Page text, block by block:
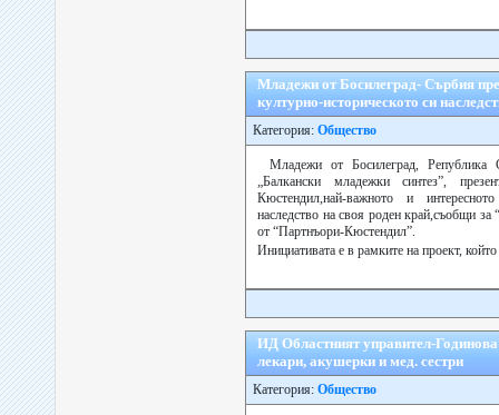
Младежи от Босилеград- Сърбия
културно-историческото си
Категория: Общество
Младежи от Босилеград,
„Балкански младежки синтез”,
Кюстендил,най-важното и
наследство на своя роден край,съобщи
от “Партнъори-Кюстендил”.
Инициативата е в рамките на проект,
ИД Областният управител-
лекари, акушерки и мед. сестри
Категория: Общество